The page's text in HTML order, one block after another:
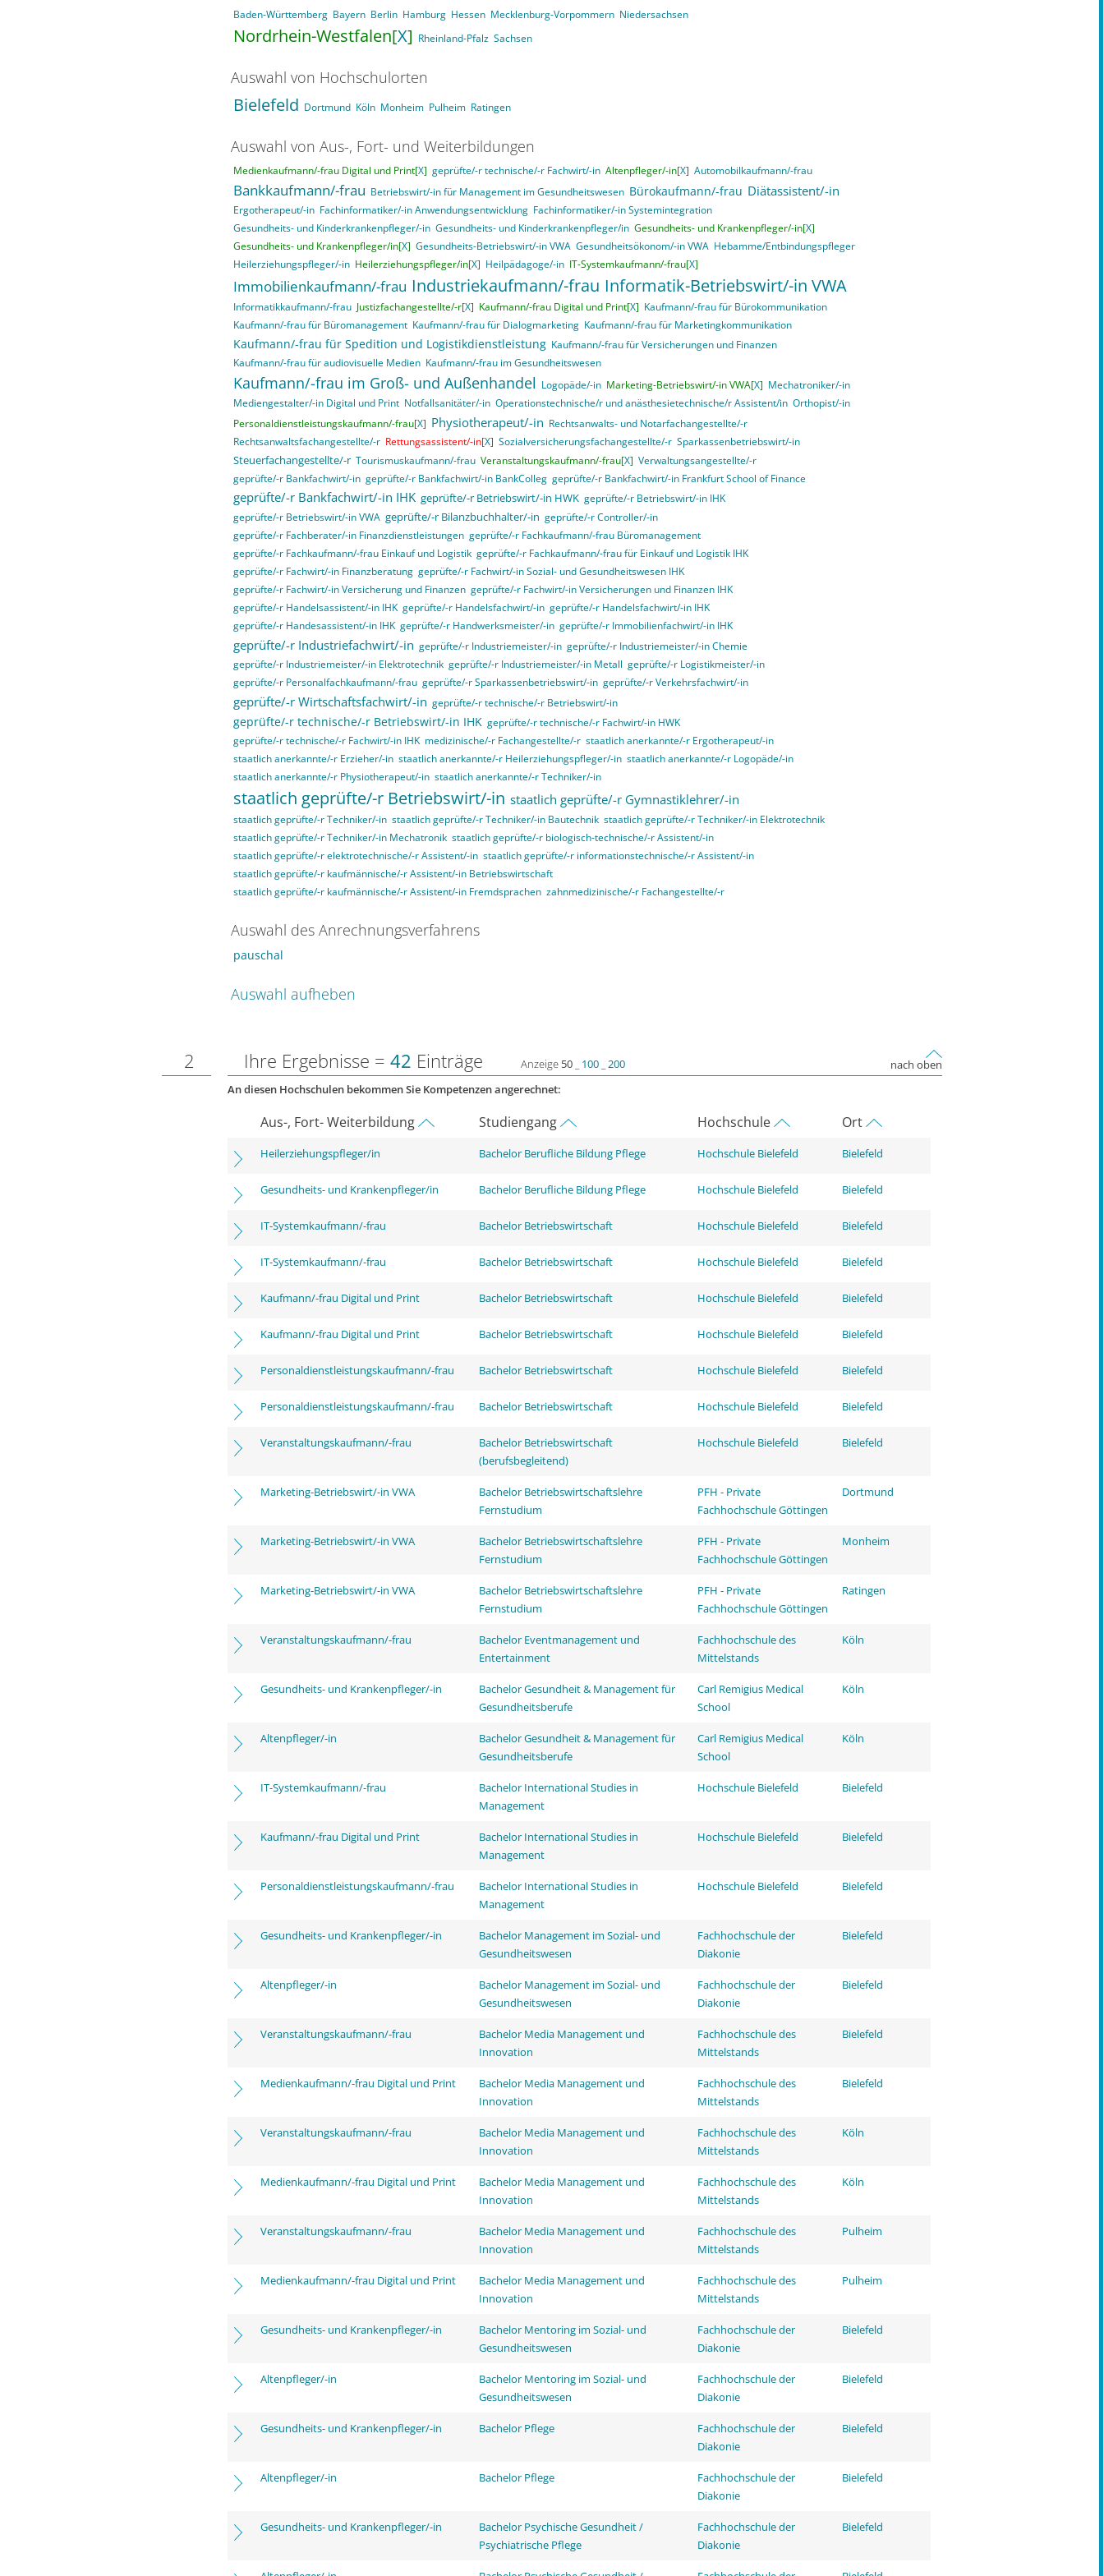
Baden-Württemberg Bayern Berlin Hamburg Hessen Mecklenburg-Vorpommern Niedersachsen
Nordrhein-Westfalen[X] Rheinland-Pfalz Sachsen
Auswahl von Hochschulorten
Bielefeld Dortmund Köln Monheim Pulheim Ratingen
Auswahl von Aus-, Fort- und Weiterbildungen
Medienkaufmann/-frau Digital und Print[X] geprüfte/-r technische/-r Fachwirt/-in Altenpfleger/-in[X] Automobilkaufmann/-frau
Bankkaufmann/-frau Betriebswirt/-in für Management im Gesundheitswesen Bürokaufmann/-frau Diätassistent/-in
Ergotherapeut/-in Fachinformatiker/-in Anwendungsentwicklung Fachinformatiker/-in Systemintegration
Gesundheits- und Kinderkrankenpfleger/-in Gesundheits- und Kinderkrankenpfleger/in Gesundheits- und Krankenpfleger/-in[X]
Gesundheits- und Krankenpfleger/in[X] Gesundheits-Betriebswirt/-in VWA Gesundheitsökonom/-in VWA Hebamme/Entbindungspfleger
Heilerziehungspfleger/-in Heilerziehungspfleger/in[X] Heilpädagoge/-in IT-Systemkaufmann/-frau[X]
Immobilienkaufmann/-frau Industriekaufmann/-frau Informatik-Betriebswirt/-in VWA
Informatikkaufmann/-frau Justizfachangestellte/-r[X] Kaufmann/-frau Digital und Print[X] Kaufmann/-frau für Bürokommunikation
Kaufmann/-frau für Büromanagement Kaufmann/-frau für Dialogmarketing Kaufmann/-frau für Marketingkommunikation
Kaufmann/-frau für Spedition und Logistikdienstleistung Kaufmann/-frau für Versicherungen und Finanzen
Kaufmann/-frau für audiovisuelle Medien Kaufmann/-frau im Gesundheitswesen
Kaufmann/-frau im Groß- und Außenhandel Logopäde/-in Marketing-Betriebswirt/-in VWA[X] Mechatroniker/-in
Mediengestalter/-in Digital und Print Notfallsanitäter/-in Operationstechnische/r und anästhesietechnische/r Assistent/in Orthopist/-in
Personaldienstleistungskaufmann/-frau[X] Physiotherapeut/-in Rechtsanwalts- und Notarfachangestellte/-r
Rechtsanwaltsfachangestellte/-r Rettungsassistent/-in[X] Sozialversicherungsfachangestellte/-r Sparkassenbetriebswirt/-in
Steuerfachangestellte/-r Tourismuskaufmann/-frau Veranstaltungskaufmann/-frau[X] Verwaltungsangestellte/-r
geprüfte/-r Bankfachwirt/-in geprüfte/-r Bankfachwirt/-in BankColleg geprüfte/-r Bankfachwirt/-in Frankfurt School of Finance
geprüfte/-r Bankfachwirt/-in IHK geprüfte/-r Betriebswirt/-in HWK geprüfte/-r Betriebswirt/-in IHK
geprüfte/-r Betriebswirt/-in VWA geprüfte/-r Bilanzbuchhalter/-in geprüfte/-r Controller/-in
geprüfte/-r Fachberater/-in Finanzdienstleistungen geprüfte/-r Fachkaufmann/-frau Büromanagement
geprüfte/-r Fachkaufmann/-frau Einkauf und Logistik geprüfte/-r Fachkaufmann/-frau für Einkauf und Logistik IHK
geprüfte/-r Fachwirt/-in Finanzberatung geprüfte/-r Fachwirt/-in Sozial- und Gesundheitswesen IHK
geprüfte/-r Fachwirt/-in Versicherung und Finanzen geprüfte/-r Fachwirt/-in Versicherungen und Finanzen IHK
geprüfte/-r Handelsassistent/-in IHK geprüfte/-r Handelsfachwirt/-in geprüfte/-r Handelsfachwirt/-in IHK
geprüfte/-r Handesassistent/-in IHK geprüfte/-r Handwerksmeister/-in geprüfte/-r Immobilienfachwirt/-in IHK
geprüfte/-r Industriefachwirt/-in geprüfte/-r Industriemeister/-in geprüfte/-r Industriemeister/-in Chemie
geprüfte/-r Industriemeister/-in Elektrotechnik geprüfte/-r Industriemeister/-in Metall geprüfte/-r Logistikmeister/-in
geprüfte/-r Personalfachkaufmann/-frau geprüfte/-r Sparkassenbetriebswirt/-in geprüfte/-r Verkehrsfachwirt/-in
geprüfte/-r Wirtschaftsfachwirt/-in geprüfte/-r technische/-r Betriebswirt/-in
geprüfte/-r technische/-r Betriebswirt/-in IHK geprüfte/-r technische/-r Fachwirt/-in HWK
geprüfte/-r technische/-r Fachwirt/-in IHK medizinische/-r Fachangestellte/-r staatlich anerkannte/-r Ergotherapeut/-in
staatlich anerkannte/-r Erzieher/-in staatlich anerkannte/-r Heilerziehungspfleger/-in staatlich anerkannte/-r Logopäde/-in
staatlich anerkannte/-r Physiotherapeut/-in staatlich anerkannte/-r Techniker/-in
staatlich geprüfte/-r Betriebswirt/-in staatlich geprüfte/-r Gymnastiklehrer/-in
staatlich geprüfte/-r Techniker/-in staatlich geprüfte/-r Techniker/-in Bautechnik staatlich geprüfte/-r Techniker/-in Elektrotechnik
staatlich geprüfte/-r Techniker/-in Mechatronik staatlich geprüfte/-r biologisch-technische/-r Assistent/-in
staatlich geprüfte/-r elektrotechnische/-r Assistent/-in staatlich geprüfte/-r informationstechnische/-r Assistent/-in
staatlich geprüfte/-r kaufmännische/-r Assistent/-in Betriebswirtschaft
staatlich geprüfte/-r kaufmännische/-r Assistent/-in Fremdsprachen zahnmedizinische/-r Fachangestellte/-r
Auswahl des Anrechnungsverfahrens
pauschal
Auswahl aufheben
2 Ihre Ergebnisse = 42 Einträge Anzeige 50 100 200
nach oben
An diesen Hochschulen bekommen Sie Kompetenzen angerechnet:
Aus-, Fort- Weiterbildung Studiengang Hochschule Ort
Heilerziehungspfleger/in Bachelor Berufliche Bildung Pflege Hochschule Bielefeld Bielefeld
Gesundheits- und Krankenpfleger/in Bachelor Berufliche Bildung Pflege Hochschule Bielefeld Bielefeld
IT-Systemkaufmann/-frau Bachelor Betriebswirtschaft Hochschule Bielefeld Bielefeld
IT-Systemkaufmann/-frau Bachelor Betriebswirtschaft Hochschule Bielefeld Bielefeld
Kaufmann/-frau Digital und Print Bachelor Betriebswirtschaft Hochschule Bielefeld Bielefeld
Kaufmann/-frau Digital und Print Bachelor Betriebswirtschaft Hochschule Bielefeld Bielefeld
Personaldienstleistungskaufmann/-frau Bachelor Betriebswirtschaft Hochschule Bielefeld Bielefeld
Personaldienstleistungskaufmann/-frau Bachelor Betriebswirtschaft Hochschule Bielefeld Bielefeld
Veranstaltungskaufmann/-frau
Bachelor Betriebswirtschaft
(berufsbegleitend)
Hochschule Bielefeld Bielefeld
Marketing-Betriebswirt/-in VWA
Bachelor Betriebswirtschaftslehre
Fernstudium
PFH - Private
Fachhochschule Göttingen
Dortmund
Marketing-Betriebswirt/-in VWA
Bachelor Betriebswirtschaftslehre
Fernstudium
PFH - Private
Fachhochschule Göttingen
Monheim
Marketing-Betriebswirt/-in VWA
Bachelor Betriebswirtschaftslehre
Fernstudium
PFH - Private
Fachhochschule Göttingen
Ratingen
Veranstaltungskaufmann/-frau
Bachelor Eventmanagement und
Entertainment
Fachhochschule des
Mittelstands
Köln
Gesundheits- und Krankenpfleger/-in
Bachelor Gesundheit & Management für
Gesundheitsberufe
Carl Remigius Medical
School
Köln
Altenpfleger/-in
Bachelor Gesundheit & Management für
Gesundheitsberufe
Carl Remigius Medical
School
Köln
IT-Systemkaufmann/-frau
Bachelor International Studies in
Management
Hochschule Bielefeld Bielefeld
Kaufmann/-frau Digital und Print
Bachelor International Studies in
Management
Hochschule Bielefeld Bielefeld
Personaldienstleistungskaufmann/-frau
Bachelor International Studies in
Management
Hochschule Bielefeld Bielefeld
Gesundheits- und Krankenpfleger/-in
Bachelor Management im Sozial- und
Gesundheitswesen
Fachhochschule der
Diakonie
Bielefeld
Altenpfleger/-in
Bachelor Management im Sozial- und
Gesundheitswesen
Fachhochschule der
Diakonie
Bielefeld
Veranstaltungskaufmann/-frau
Bachelor Media Management und
Innovation
Fachhochschule des
Mittelstands
Bielefeld
Medienkaufmann/-frau Digital und Print
Bachelor Media Management und
Innovation
Fachhochschule des
Mittelstands
Bielefeld
Veranstaltungskaufmann/-frau
Bachelor Media Management und
Innovation
Fachhochschule des
Mittelstands
Köln
Medienkaufmann/-frau Digital und Print
Bachelor Media Management und
Innovation
Fachhochschule des
Mittelstands
Köln
Veranstaltungskaufmann/-frau
Bachelor Media Management und
Innovation
Fachhochschule des
Mittelstands
Pulheim
Medienkaufmann/-frau Digital und Print
Bachelor Media Management und
Innovation
Fachhochschule des
Mittelstands
Pulheim
Gesundheits- und Krankenpfleger/-in
Bachelor Mentoring im Sozial- und
Gesundheitswesen
Fachhochschule der
Diakonie
Bielefeld
Altenpfleger/-in
Bachelor Mentoring im Sozial- und
Gesundheitswesen
Fachhochschule der
Diakonie
Bielefeld
Gesundheits- und Krankenpfleger/-in Bachelor Pflege
Fachhochschule der
Diakonie
Bielefeld
Altenpfleger/-in Bachelor Pflege
Fachhochschule der
Diakonie
Bielefeld
Gesundheits- und Krankenpfleger/-in
Bachelor Psychische Gesundheit /
Psychiatrische Pflege
Fachhochschule der
Diakonie
Bielefeld